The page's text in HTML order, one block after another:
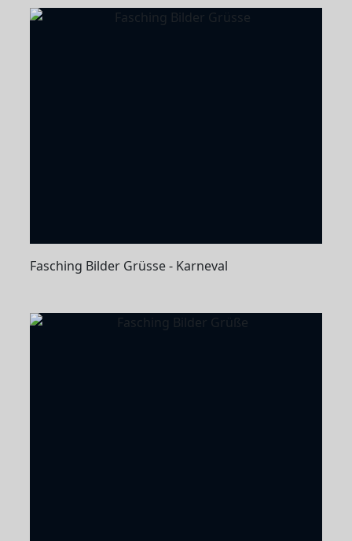
Fasching Bilder Grüsse - Karneval